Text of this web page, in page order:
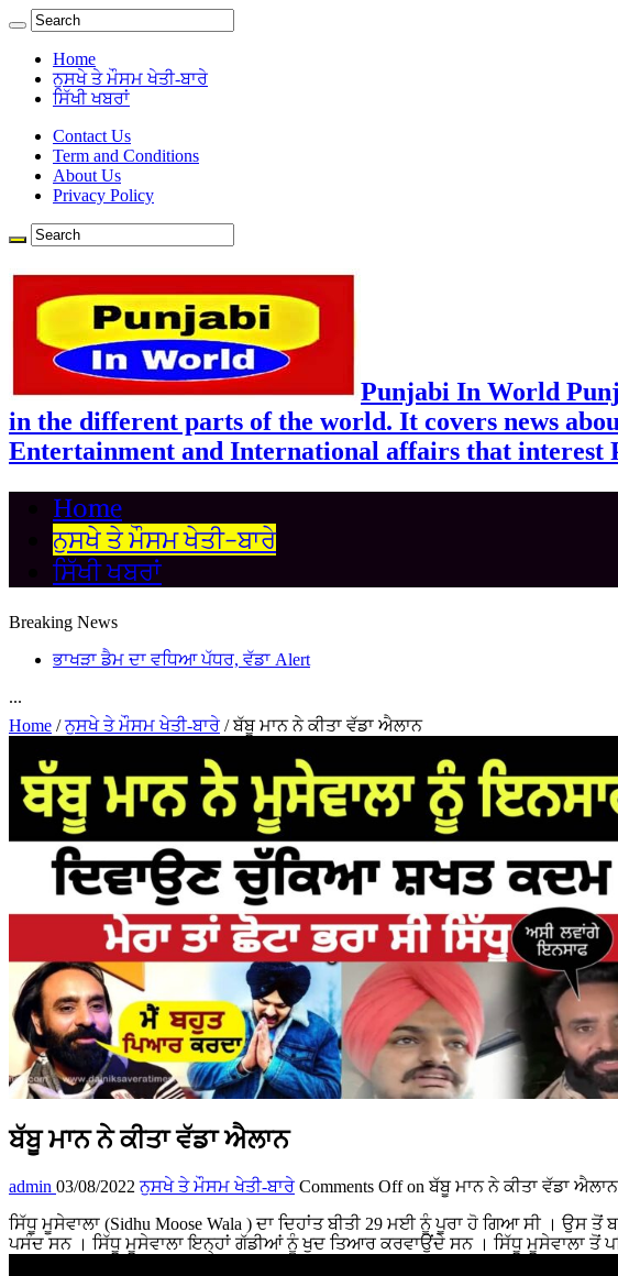
Home
ਨੁਸਖੇ ਤੇ ਮੌਸਮ ਖੇਤੀ-ਬਾਰੇ
ਸਿੱਖੀ ਖਬਰਾਂ
Contact Us
Term and Conditions
About Us
Privacy Policy
Punjabi In World
in the different parts of the world. It covers news
Entertainment and International affairs that interest
Home
ਨੁਸਖੇ ਤੇ ਮੌਸਮ ਖੇਤੀ-ਬਾਰੇ
ਸਿੱਖੀ ਖਬਰਾਂ
Breaking News
ਭਾਖੜਾ ਡੈਮ ਦਾ ਵਧਿਆ ਪੱਧਰ, ਵੱਡਾ Alert
...
Home / ਨੁਸਖੇ ਤੇ ਮੌਸਮ ਖੇਤੀ-ਬਾਰੇ / ਬੱਬੂ ਮਾਨ ਨੇ ਕੀਤਾ ਵੱਡਾ ਐਲਾਨ
ਬੱਬੂ ਮਾਨ ਨੇ ਕੀਤਾ ਵੱਡਾ ਐਲਾਨ
admin 03/08/2022 ਨੁਸਖੇ ਤੇ ਮੌਸਮ ਖੇਤੀ-ਬਾਰੇ Comments Offon ਬੱਬੂ ਮਾਨ ਨੇ ਕੀਤਾ ਵੱਡਾ ਐਲਾਨ
ਸਿੱਧੂ ਮੂਸੇਵਾਲਾ (Sidhu Moose Wala ) ਦਾ ਦਿਹਾਂਤ ਬੀਤੀ 29 ਮਈ ਨੂੰ ਪੂਰਾ ਹੋ ਗਿਆ ਸੀ ।
ਪਸੰਦ ਸਨ । ਸਿੱਧੂ ਮੂਸੇਵਾਲਾ ਇਨ੍ਹਾਂ ਗੱਡੀਆਂ ਨੂੰ ਖੁਦ ਤਿਆਰ ਕਰਵਾਉਂਦੇ ਸਨ । ਸਿੱਧੂ ਮੂਸੇਵਾਲਾ ਤੋਂ